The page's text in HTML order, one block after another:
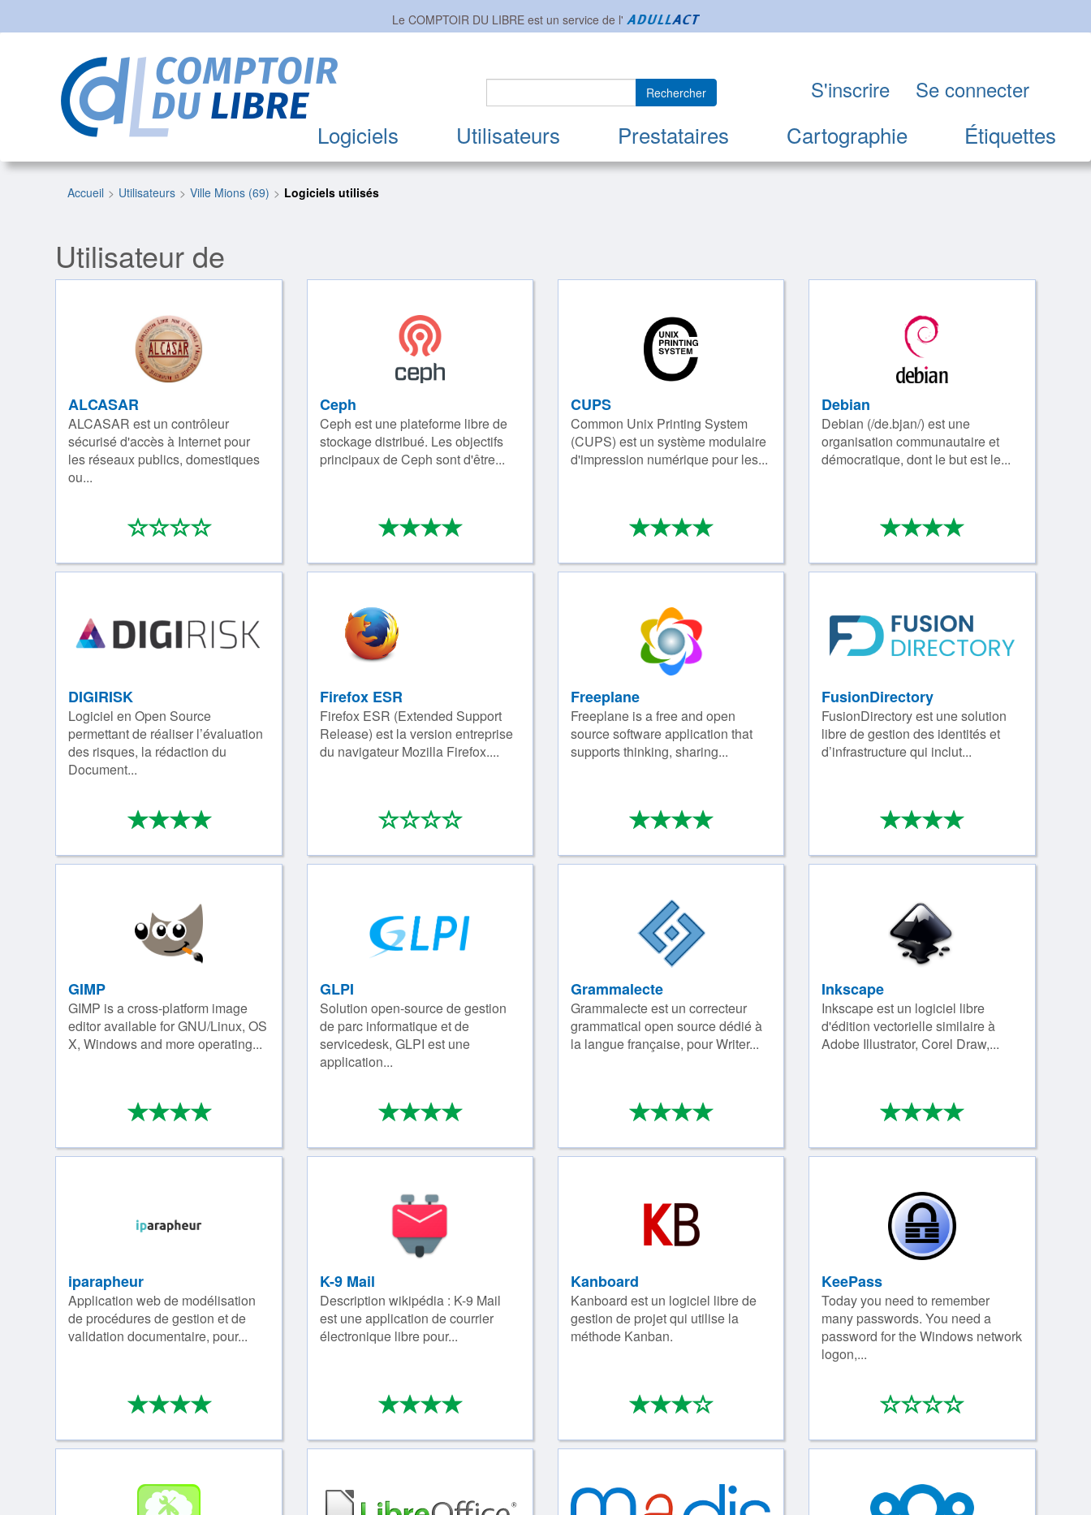
Le COMPTOIR DU LIBRE est un service de l'
Logiciels Utilisateurs Prestataires Cartographie Étiquettes
Rechercher S'inscrire Se connecter
Accueil Utilisateurs Ville Mions (69) Logiciels utilisés
Utilisateur de
ALCASAR
ALCASAR est un contrôleur
sécurisé d'accès à Internet pour
les réseaux publics, domestiques
ou...
****
0/4
Ceph
Ceph est une plateforme libre de
stockage distribué. Les objectifs
principaux de Ceph sont d'être...
****
4/4
CUPS
Common Unix Printing System
(CUPS) est un système modulaire
d'impression numérique pour les...
***
Debian
Debian (/de.bjan/) est une
organisation communautaire et
démocratique, dont le but est le...
***
DIGIRISK
Logiciel en Open Source
permettant de réaliser l’évaluation
des risques, la rédaction du
Document...
****
4/4
Firefox ESR
Firefox ESR (Extended Support
Release) est la version entreprise
du navigateur Mozilla Firefox....
****
0/4
Freeplane
Freeplane is a free and open
source software application that
supports thinking, sharing...
***
FusionDirectory
FusionDirectory est une solution
libre de gestion des identités et
d’infrastructure qui inclut...
***
GIMP
GIMP is a cross-platform image
editor available for GNU/Linux, OS
X, Windows and more operating...
****
4/4
GLPI
Solution open-­source de gestion
de parc informatique et de
servicedesk, GLPI est une
application...
****
4/4
Grammalecte
Grammalecte est un correcteur
grammatical open source dédié à
la langue française, pour Writer...
***
Inkscape
Inkscape est un logiciel libre
d'édition vectorielle similaire à
Adobe Illustrator, Corel Draw,...
***
iparapheur
Application web de modélisation
de procédures de gestion et de
validation documentaire, pour...
****
4/4
K-9 Mail
Description wikipédia : K-9 Mail
est une application de courrier
électronique libre pour...
****
4/4
Kanboard
Kanboard est un logiciel libre de
gestion de projet qui utilise la
méthode Kanban.
***
KeePass
Today you need to remember
many passwords. You need a
password for the Windows network
logon,...
***